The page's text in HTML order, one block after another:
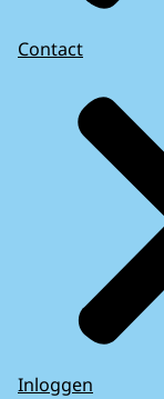
Contact
Inloggen